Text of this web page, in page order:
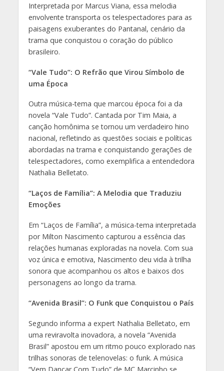
Interpretada por Marcus Viana, essa melodia
envolvente transporta os telespectadores para as
paisagens exuberantes do Pantanal, cenário da
trama que conquistou o coração do público
brasileiro.
“Vale Tudo”: O Refrão que Virou Símbolo de
uma Época
Outra música-tema que marcou época foi a da
novela “Vale Tudo”. Cantada por Tim Maia, a
canção homônima se tornou um verdadeiro hino
nacional, refletindo as questões sociais e políticas
abordadas na trama e conquistando gerações de
telespectadores, como exemplifica a entendedora
Nathalia Belletato.
“Laços de Família”: A Melodia que Traduziu
Emoções
Em “Laços de Família”, a música-tema interpretada
por Milton Nascimento capturou a essência das
relações humanas exploradas na novela. Com sua
voz única e emotiva, Nascimento deu vida à trilha
sonora que acompanhou os altos e baixos dos
personagens ao longo da trama.
“Avenida Brasil”: O Funk que Conquistou o País
Segundo informa a expert Nathalia Belletato, em
uma reviravolta inovadora, a novela “Avenida
Brasil” apostou em um ritmo pouco explorado nas
trilhas sonoras de telenovelas: o funk. A música